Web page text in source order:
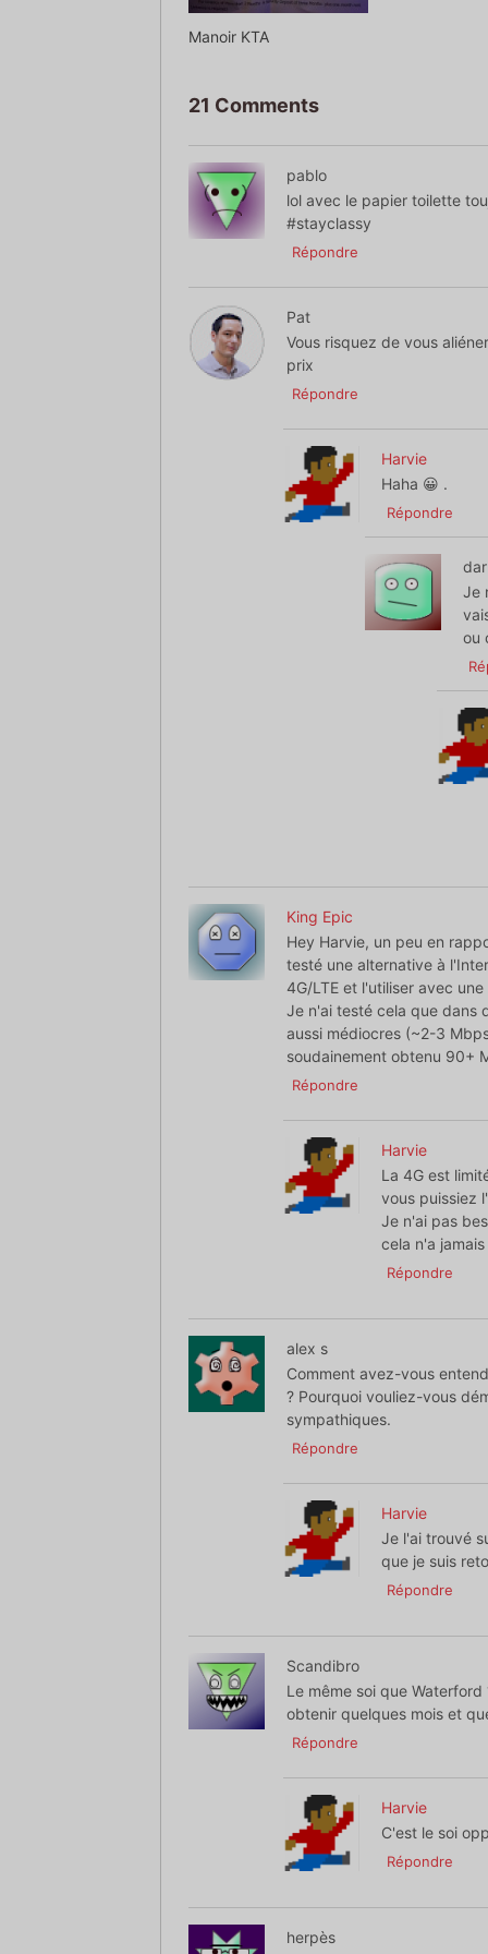
Manoir KTA
21 Comments
pablo
lol avec le papier toilette
#stayclassy
Répondre
Pat
Vous risquez de vous
prix
Répondre
Harvie
Haha 😀 .
Répondre
Je
ou
King Epic
Hey Harvie, un peu en
testé une alternative à
4G/LTE et l'utiliser avec
Je n'ai testé cela que dans
aussi médiocres (~2-3
soudainement obtenu 90+
Répondre
Harvie
La 4G est
vous puissiez
Je n'ai pas
cela n'a
Répondre
alex s
Comment avez-vous
? Pourquoi vouliez-vous
sympathiques.
Répondre
Harvie
Je l'ai trouvé
que je suis
Répondre
Scandibro
Le même soi que
obtenir quelques mois et
Répondre
Harvie
C'est le soi
Répondre
herpès